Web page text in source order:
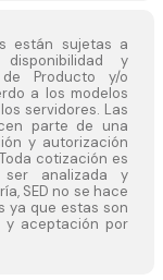
están sujetas a
y
Producto y/o
a los modelos
servidores. Las
parte de una
y autorización
cotización es
ser analizada y
SED no se hace
ya que estas son
y aceptación por